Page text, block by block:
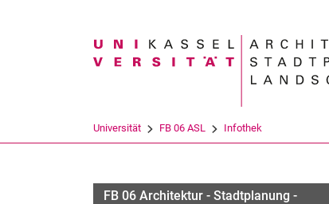
Suchbegriff
Universität FB 06 ASL Infothek
FB 06 Architektur - Stadtplanung -